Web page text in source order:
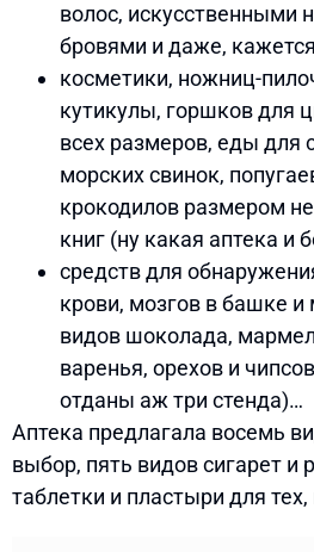
волос, искусственными
бровями и даже,
косметики, ножниц-
кутикулы, горшков для
всех размеров, еды для
морских свинок,
крокодилов размером
книг (ну какая аптека и
средств для
крови, мозгов в башке и
видов шоколада,
варенья, орехов и
отданы аж три стенда)…
Аптека предлагала восемь
выбор, пять видов сигарет и
таблетки и пластыри для